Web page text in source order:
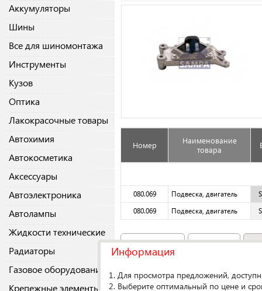
Аккумуляторы
Шины
Все для шиномонтажа
Инструменты
Кузов
Оптика
Лакокрасочные товары
Автохимия
Автокосметика
Аксессуары
Автоэлектроника
Автолампы
Жидкости технические
Радиаторы
Газовое оборудование
Крепежные элементы
Номер
Наименование
товара
080.069 Подвеска, двигатель
080.069
Подвеска, двигатель
Аналоги(4)
О производителе
Информация
1. Для просмотра предложений,
2. Выберите оптимальный по цене и